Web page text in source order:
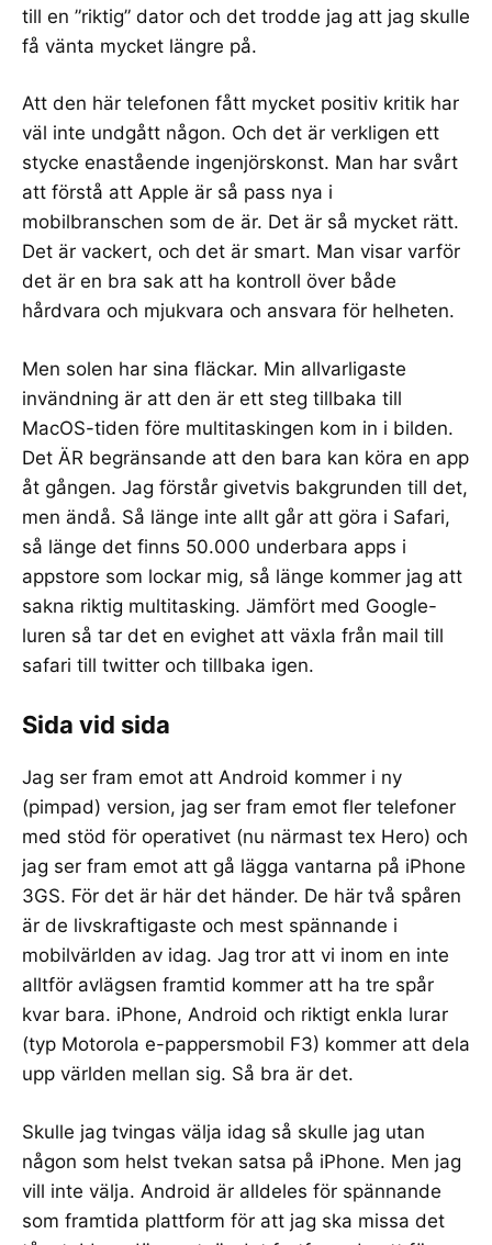
till en ”riktig” dator och det trodde jag att jag skulle
få vänta mycket längre på.
Att den här telefonen fått mycket positiv kritik har
väl inte undgått någon. Och det är verkligen ett
stycke enastående ingenjörskonst. Man har svårt
att förstå att Apple är så pass nya i
mobilbranschen som de är. Det är så mycket rätt.
Det är vackert, och det är smart. Man visar varför
det är en bra sak att ha kontroll över både
hårdvara och mjukvara och ansvara för helheten.
Men solen har sina fläckar. Min allvarligaste
invändning är att den är ett steg tillbaka till
MacOS-tiden före multitaskingen kom in i bilden.
Det ÄR begränsande att den bara kan köra en app
åt gången. Jag förstår givetvis bakgrunden till det,
men ändå. Så länge inte allt går att göra i Safari,
så länge det finns 50.000 underbara apps i
appstore som lockar mig, så länge kommer jag att
sakna riktig multitasking. Jämfört med Google-
luren så tar det en evighet att växla från mail till
safari till twitter och tillbaka igen.
Sida vid sida
Jag ser fram emot att Android kommer i ny
(pimpad) version, jag ser fram emot fler telefoner
med stöd för operativet (nu närmast tex Hero) och
jag ser fram emot att gå lägga vantarna på iPhone
3GS. För det är här det händer. De här två spåren
är de livskraftigaste och mest spännande i
mobilvärlden av idag. Jag tror att vi inom en inte
alltför avlägsen framtid kommer att ha tre spår
kvar bara. iPhone, Android och riktigt enkla lurar
(typ Motorola e-pappersmobil F3) kommer att dela
upp världen mellan sig. Så bra är det.
Skulle jag tvingas välja idag så skulle jag utan
någon som helst tvekan satsa på iPhone. Men jag
vill inte välja. Android är alldeles för spännande
som framtida plattform för att jag ska missa det